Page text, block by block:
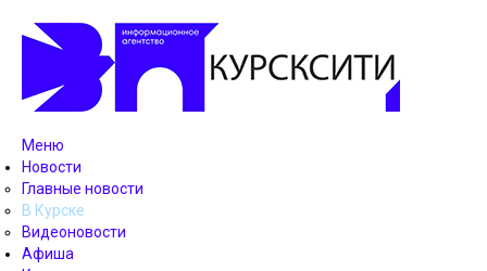
Меню
Новости
Главные новости
В Курске
Видеоновости
Афиша